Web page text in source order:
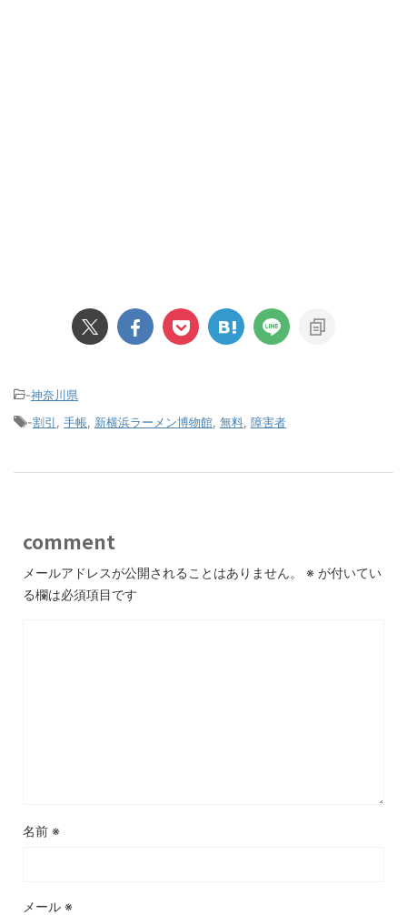
-神奈川県
-割引 手帳 新横浜ラーメン博物館 無料 障害者
comment
メールアドレスが公開されることはありません。 ※ が付いてい
る欄は必須項目です
名前 ※
メール ※